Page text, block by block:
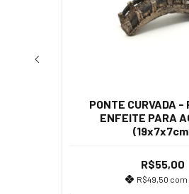
PONTE CURVADA -
ENFEITE PARA
R$55,00
R$49,50 com